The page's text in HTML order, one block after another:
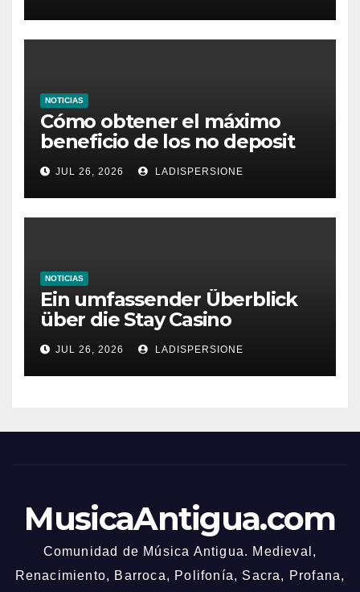
NOTICIAS
Cómo obtener el máximo
beneficio de los no deposit
bonus codes de roby casino
JUL 26, 2026 LADISPERSIONE
NOTICIAS
Ein umfassender Überblick
über die Stay Casino
Bonusbedingungen
JUL 26, 2026 LADISPERSIONE
MusicaAntigua.com
Comunidad de Música Antigua. Medieval,
Renacimiento, Barroca, Polifonía, Sacra, Profana,